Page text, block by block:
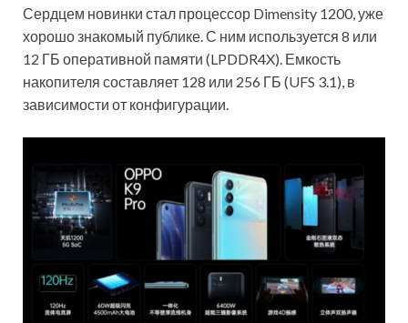
Сердцем новинки стал процессор Dimensity 1200, уже
хорошо знакомый публике. С ним используется 8 или
12 ГБ оперативной памяти (LPDDR4X). Емкость
накопителя составляет 128 или 256 ГБ (UFS 3.1), в
зависимости от конфигурации.